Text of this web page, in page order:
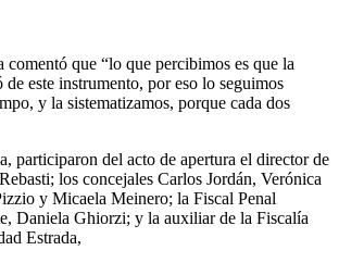
comentó que “lo que percibimos es que la
este instrumento, por eso lo seguimos
y la sistematizamos, porque cada dos
participaron del acto de apertura el director de
los concejales Carlos Jordán, Verónica
y Micaela Meinero; la Fiscal Penal
Daniela Ghiorzi; y la auxiliar de la Fiscalía
Estrada,